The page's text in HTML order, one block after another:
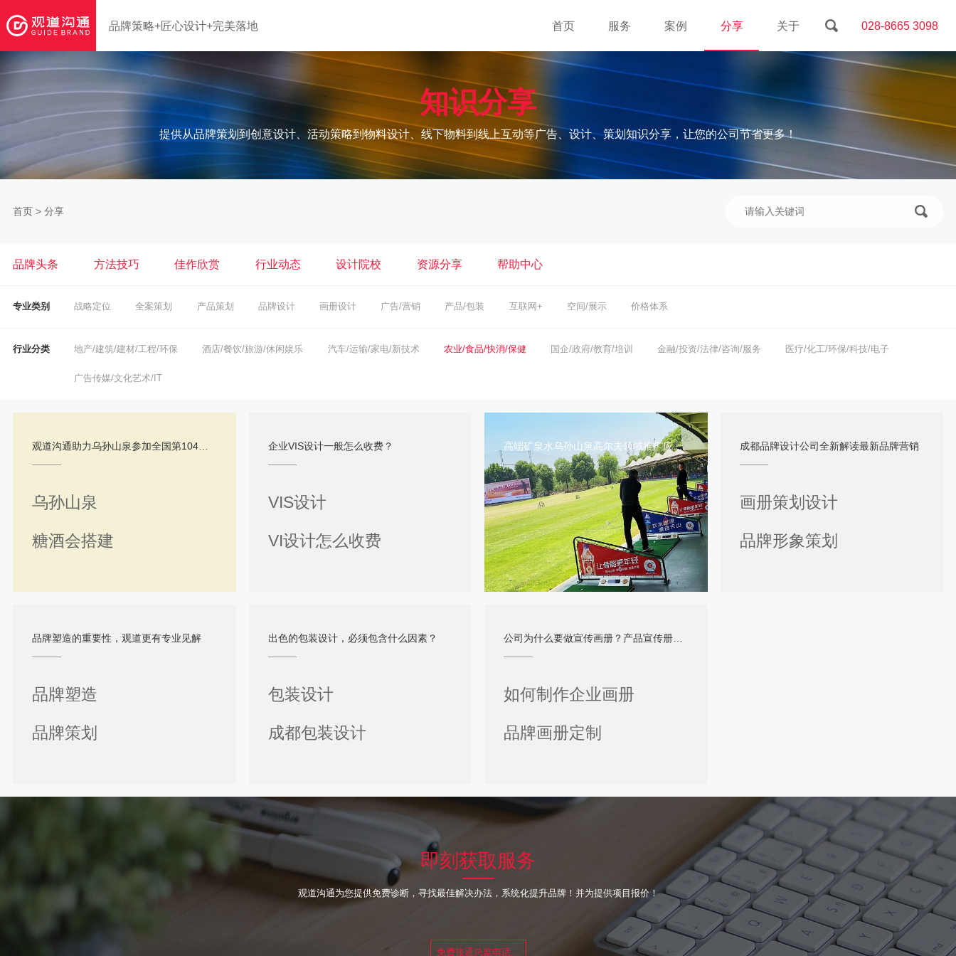
品牌策略+匠心设计+完美落地 028-8665 3098
首页 服务 案例 分享 关于
知识分享
提供从品牌策划到创意设计、活动策略到物料设计、线下物料到线上互动等广告、设计、策划知识分享，让您的公司节省更多！
首页 > 分享
品牌头条 方法技巧 佳作欣赏 行业动态 设计院校 资源分享 帮助中心
专业类别 战略定位 全案策划 产品策划 品牌设计 画册设计 广告/营销 产品/包装 互联网+ 空间/展示 价格体系
行业分类 地产/建筑/建材/工程/环保 酒店/餐饮/旅游/休闲娱乐 汽车/运输/家电/新技术 农业/食品/快消/保健 国企/政府/教育/培训 金融/投资/法律/咨询/服务 医疗/化工/环保/科技/电子
广告传媒/文化艺术/IT
观道沟通助力乌孙山泉参加全国第104届糖酒会完美闭幕
乌孙山泉
糖酒会搭建
企业VIS设计一般怎么收费？
VIS设计
VI设计怎么收费
高端矿泉水乌孙山泉高尔夫领域推广应用合集 成都品牌设计公司全新解读最新品牌营销
画册策划设计
品牌形象策划
品牌塑造的重要性，观道更有专业见解
品牌塑造
品牌策划
出色的包装设计，必须包含什么因素？
包装设计
成都包装设计
公司为什么要做宣传画册？产品宣传册如何做？
如何制作企业画册
品牌画册定制
即刻获取服务
观道沟通为您提供免费诊断，寻找最佳解决办法，系统化提升品牌！并为提供项目报价！
免费接通总监电话...